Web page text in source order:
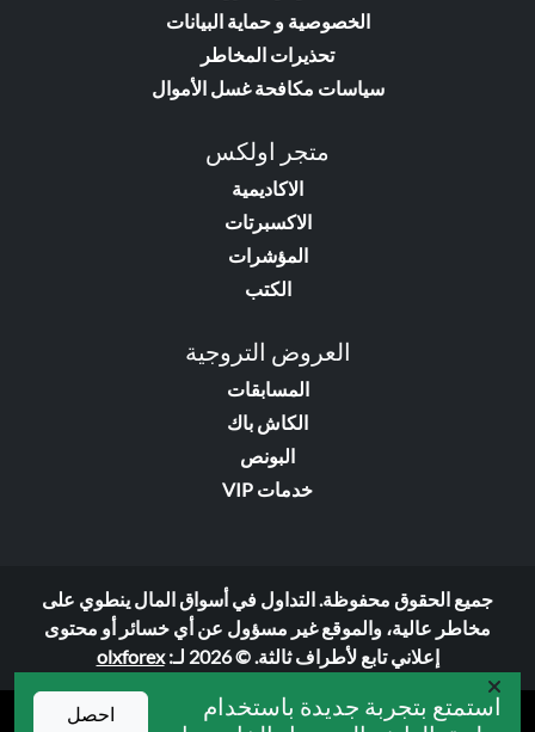
استمتع بتجربة جديدة باستخدام
احصل
الخصوصية و حماية البيانات
تحذيرات المخاطر
سياسات مكافحة غسل الأموال
متجر اولكس
الاكاديمية
الاكسبرتات
المؤشرات
الكتب
العروض التروجية
المسابقات
الكاش باك
البونص
خدمات VIP
جميع الحقوق محفوظة. التداول في أسواق المال ينطوي على
مخاطر عالية، والموقع غير مسؤول عن أي خسائر أو محتوى
إعلاني تابع لأطراف ثالثة. © 2026 لـ:
olxforex